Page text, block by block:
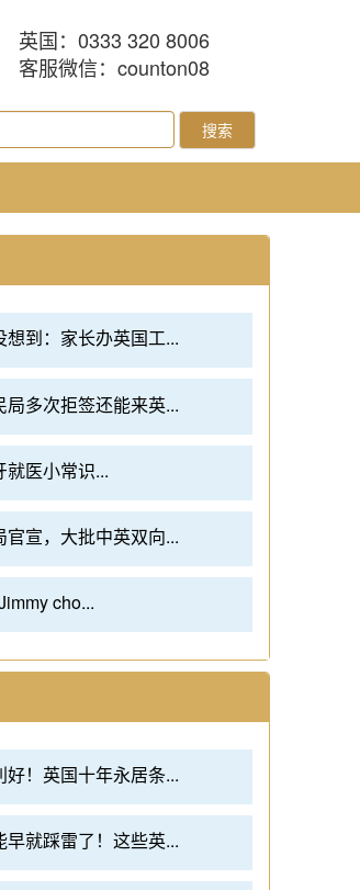
英国：0333 320 8006
客服微信：counton08
搜索
想到：家长办英国工...
局多次拒签还能来英...
就医小常识...
官宣，大批中英双向...
cho...
好！英国十年永居条...
早就踩雷了！这些英...